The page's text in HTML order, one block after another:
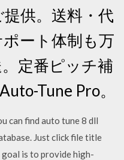
供。送料・代
ート体制も万
定番ピッチ補
Tune Pro。
can find auto tune 8 dll
Just click file title
goal is to provide high-